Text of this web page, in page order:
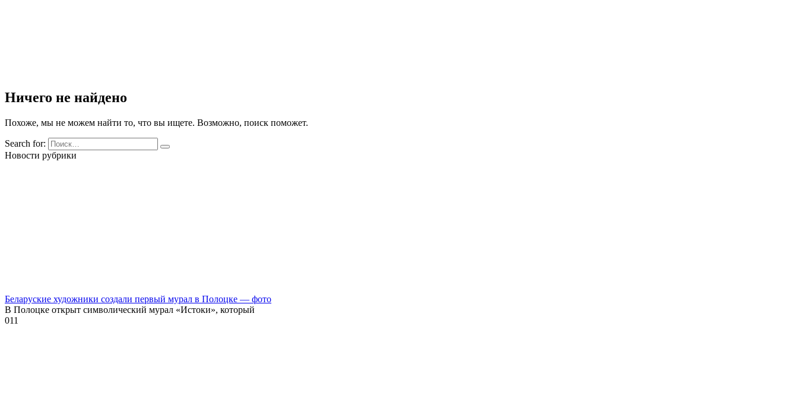
Ничего не найдено
Похоже, мы не можем найти то, что вы ищете. Возможно, поиск поможет.
Search for:
Новости рубрики
Беларуские художники создали первый мурал в Полоцке — фото
В Полоцке открыт символический мурал «Истоки», который
011